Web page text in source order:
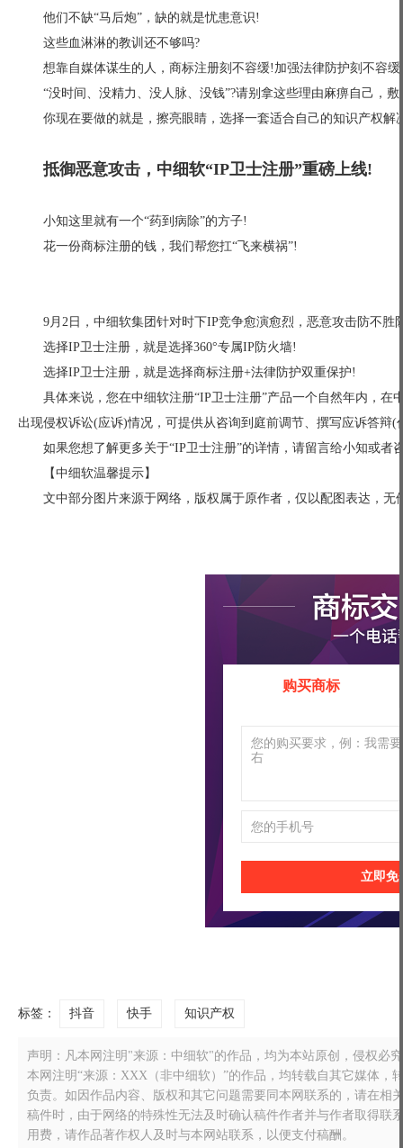
他们不缺“马后炮”，缺的就是忧患意识!
这些血淋淋的教训还不够吗?
想靠自媒体谋生的人，商标注册刻不容缓!加强法律防护刻不容
“没时间、没精力、没人脉、没钱”?请别拿这些理由麻痹自己，
你现在要做的就是，擦亮眼睛，选择一套适合自己的知识产权解
抵御恶意攻击，中细软“IP卫士注册”重磅上线!
小知这里就有一个“药到病除”的方子!
花一份商标注册的钱，我们帮您扛“飞来横祸”!
9月2日，中细软集团针对时下IP竞争愈演愈烈，恶意攻击防不胜
选择IP卫士注册，就是选择360°专属IP防火墙!
选择IP卫士注册，就是选择商标注册+法律防护双重保护!
具体来说，您在中细软注册“IP卫士注册”产品一个自然年内，
出现侵权诉讼(应诉)情况，可提供从咨询到庭前调节、撰写应诉答辩
如果您想了解更多关于“IP卫士注册”的详情，请留言给小知或者
【中细软温馨提示】
文中部分图片来源于网络，版权属于原作者，仅以配图表达，
购买商标
立即免
标签： 抖音 快手 知识产权
声明：凡本网注明"来源：中细软"的作品，均为本站原创，侵权必
本网注明“来源：XXX（非中细软）”的作品，均转载自其它媒体
负责。如因作品内容、版权和其它问题需要同本网联系的，请在相
稿件时，由于网络的特殊性无法及时确认稿件作者并与作者取得
用费，请作品著作权人及时与本网站联系，以便支付稿酬。